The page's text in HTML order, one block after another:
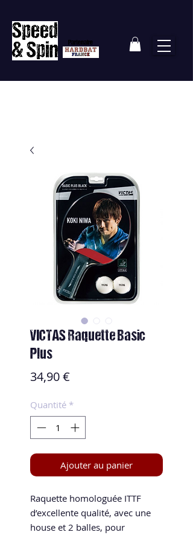
Partenaire
VICTAS Raquette Basic
Plus
34,90 €
Quantité *
Ajouter au panier
Raquette homologuée ITTF
d’excellente qualité, avec une
house et 2 balles, pour